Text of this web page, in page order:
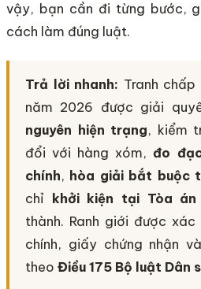
vậy, bạn cần đi từng bước,
cách làm đúng luật.
Trả lời nhanh: Tranh
năm 2026 được giải
nguyên hiện trạng, kiểm
đổi với hàng xóm,đo
chính, hòa giải bắt buộc
chỉ
khởi kiện tại Tòa án
thành. Ranh giới được
chính, giấy chứng nhận
theo Điều 175 Bộ luật Dân